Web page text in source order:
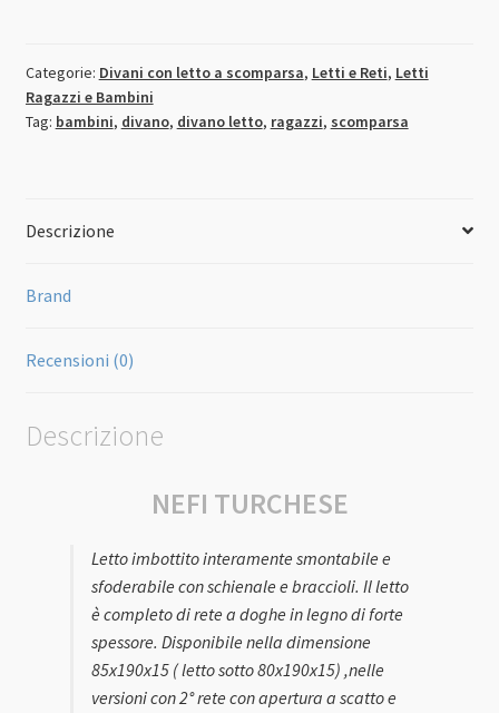
Categorie: Divani con letto a scomparsa, Letti e Reti, Letti
Ragazzi e Bambini
Tag: bambini, divano, divano letto, ragazzi, scomparsa
Descrizione
Brand
Recensioni (0)
Descrizione
NEFI TURCHESE
Letto imbottito interamente smontabile e
sfoderabile con schienale e braccioli. Il letto
è completo di rete a doghe in legno di forte
spessore. Disponibile nella dimensione
85x190x15 ( letto sotto 80x190x15) ,nelle
versioni con 2° rete con apertura a scatto e